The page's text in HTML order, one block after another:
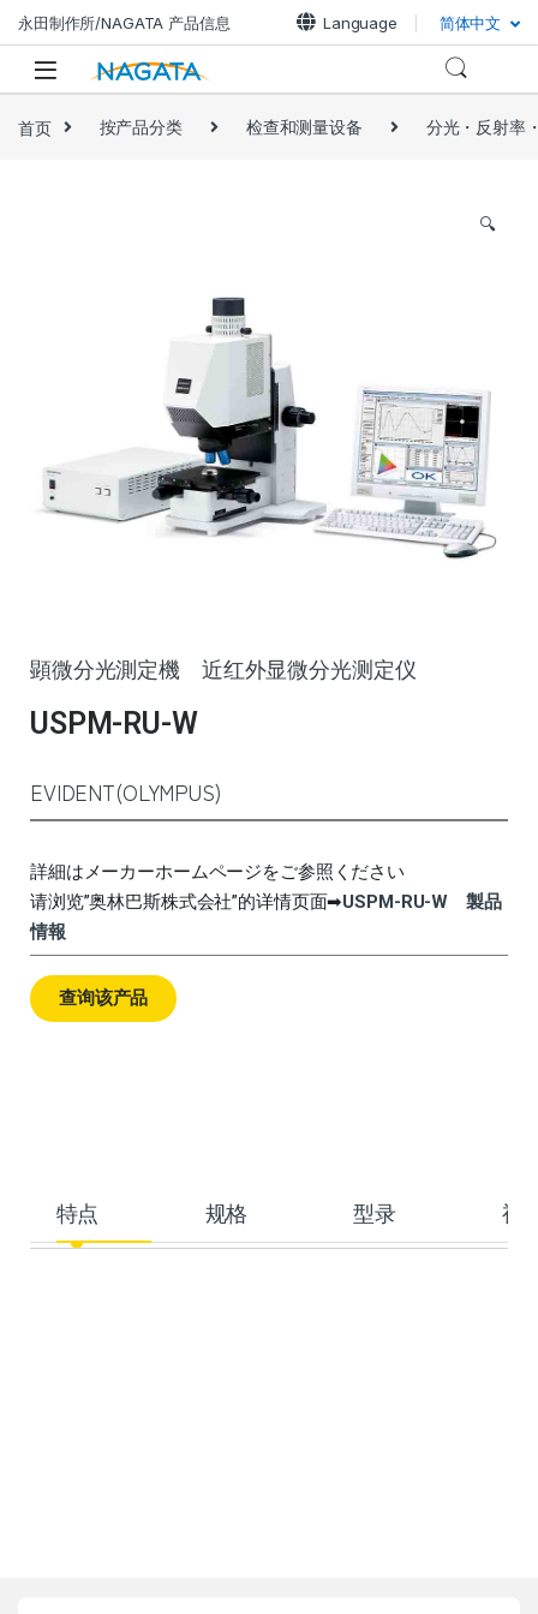
永田制作所/NAGATA 产品信息 Language 简体中文
首页 按产品分类 检查和测量设备 分光・反射率
🔍
顕微分光測定機 近红外显微分光测定仪
USPM-RU-W
EVIDENT(OLYMPUS)
詳細はメーカーホームページをご参照ください
请浏览”奥林巴斯株式会社”的详情页面➡USPM-RU-W 製品
情報
查询该产品
特点 规格 型录 视